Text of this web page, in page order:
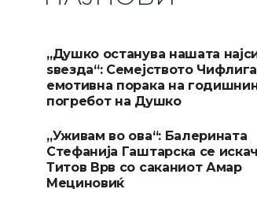
„Душко останува нашата
ѕвезда“: Семејството
емотивна порака на
погребот на Душко
„Уживам во ова“: Балерината
Стефанија Гаштарска се
Титов Врв со саканиот Амар
Мециновиќ